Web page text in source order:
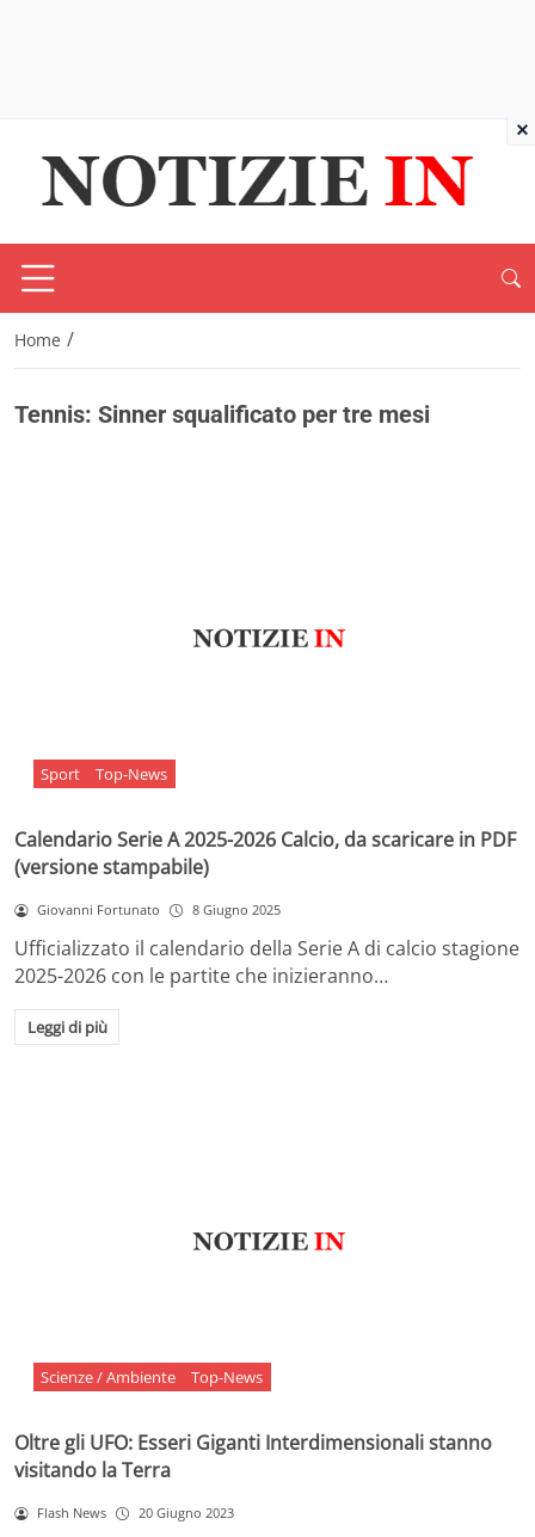
Home /
Tennis: Sinner squalificato per tre mesi
Sport Top-News
Calendario Serie A 2025-2026 Calcio, da scaricare in PDF
(versione stampabile)
Giovanni Fortunato 8 Giugno 2025
Ufficializzato il calendario della Serie A di calcio stagione
2025-2026 con le partite che inizieranno…
Leggi di più
Scienze / Ambiente Top-News
Oltre gli UFO: Esseri Giganti Interdimensionali stanno
visitando la Terra
Flash News 20 Giugno 2023
×